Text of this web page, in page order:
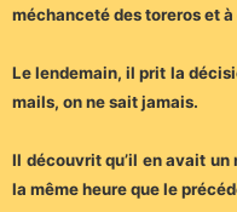
méchanceté des toreros et
Le lendemain, il prit la
mails, on ne sait jamais.
Il découvrit qu’il en avait un
la même heure que le